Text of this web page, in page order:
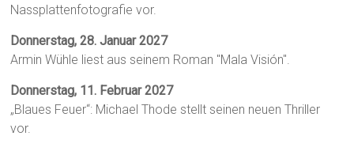
Nassplattenfotografie vor.
Donnerstag, 28. Januar 2027
Armin Wühle liest aus seinem Roman "Mala Visión".
Donnerstag, 11. Februar 2027
„Blaues Feuer“: Michael Thode stellt seinen neuen Thriller
vor.